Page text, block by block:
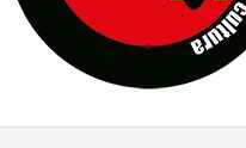
MARSHALL FLASH
JOFRE BARDAGÍ EN